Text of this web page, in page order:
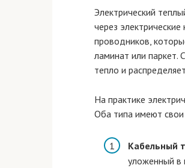
Электрический
через
проводников,
ламинат или паркет.
тепло и
На практике
Оба типа имеют
Кабельный
уложенный в